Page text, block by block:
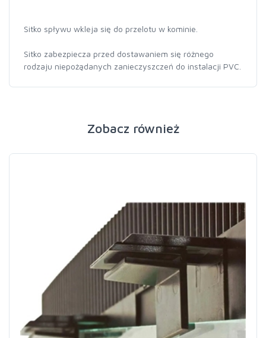
Sitko spływu wkleja się do przelotu w kominie.
Sitko zabezpiecza przed dostawaniem się różnego
rodzaju niepożądanych zanieczyszczeń do instalacji PVC.
Zobacz również